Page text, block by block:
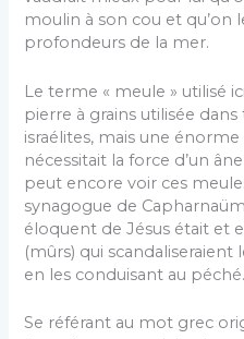
moulin à son cou et qu’on
profondeurs de la mer.
Le terme « meule » utilisé
pierre à grains utilisée
israélites, mais une
nécessitait la force d’un
peut encore voir ces
synagogue de
éloquent de Jésus était et
(mûrs) qui scandaliseraient
en les conduisant au péché.
Se référant au mot grec